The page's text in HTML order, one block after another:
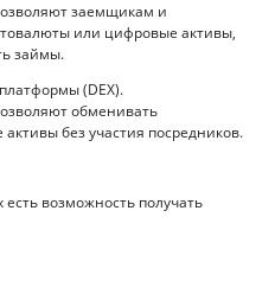
заемщикам и
или цифровые активы,
займы.
(DEX).
обменивать
без участия посредников.
возможность получать